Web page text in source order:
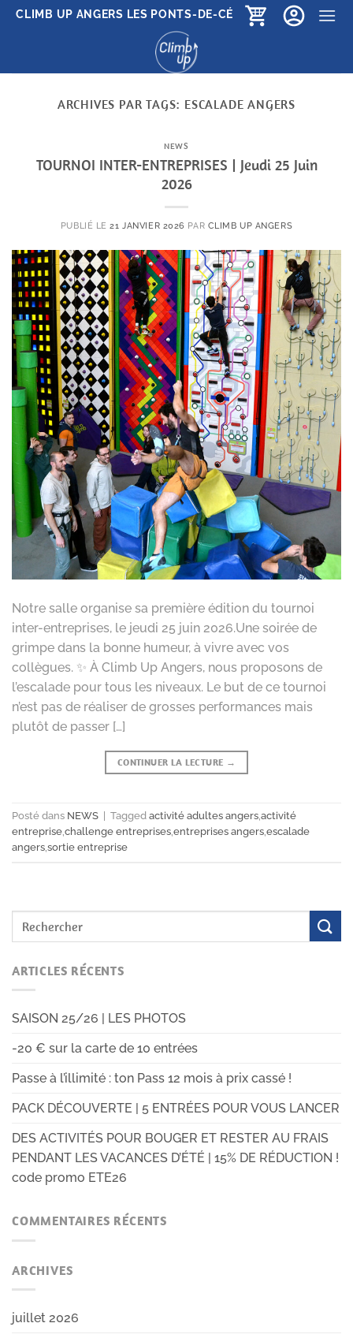
Passer
CLIMB UP ANGERS LES PONTS-DE-CÉ
ARCHIVES PAR TAGS: ESCALADE ANGERS
NEWS
TOURNOI INTER-ENTREPRISES | Jeudi 25 Juin
2026
PUBLIÉ LE21 JANVIER 2026 PAR CLIMB UP ANGERS
Notre salle organise sa première édition du tournoi
inter-entreprises, le jeudi 25 juin 2026.Une soirée de
grimpe dans la bonne humeur, à vivre avec vos
collègues. ✨ À Climb Up Angers, nous proposons de
l’escalade pour tous les niveaux. Le but de ce tournoi
n’est pas de réaliser de grosses performances mais
plutôt de passer […]
CONTINUER LA LECTURE →
Posté dans NEWS Tagged activité adultes angers activité
entreprise challenge entreprises entreprises angers escalade
angers sortie entreprise
ARTICLES RÉCENTS
SAISON 25/26 | LES PHOTOS
-20 € sur la carte de 10 entrées
Passe à l’illimité : ton Pass 12 mois à prix cassé !
PACK DÉCOUVERTE | 5 ENTRÉES POUR VOUS LANCER
DES ACTIVITÉS POUR BOUGER ET RESTER AU FRAIS
PENDANT LES VACANCES D’ÉTÉ | 15% DE RÉDUCTION !
code promo ETE26
COMMENTAIRES RÉCENTS
ARCHIVES
juillet 2026